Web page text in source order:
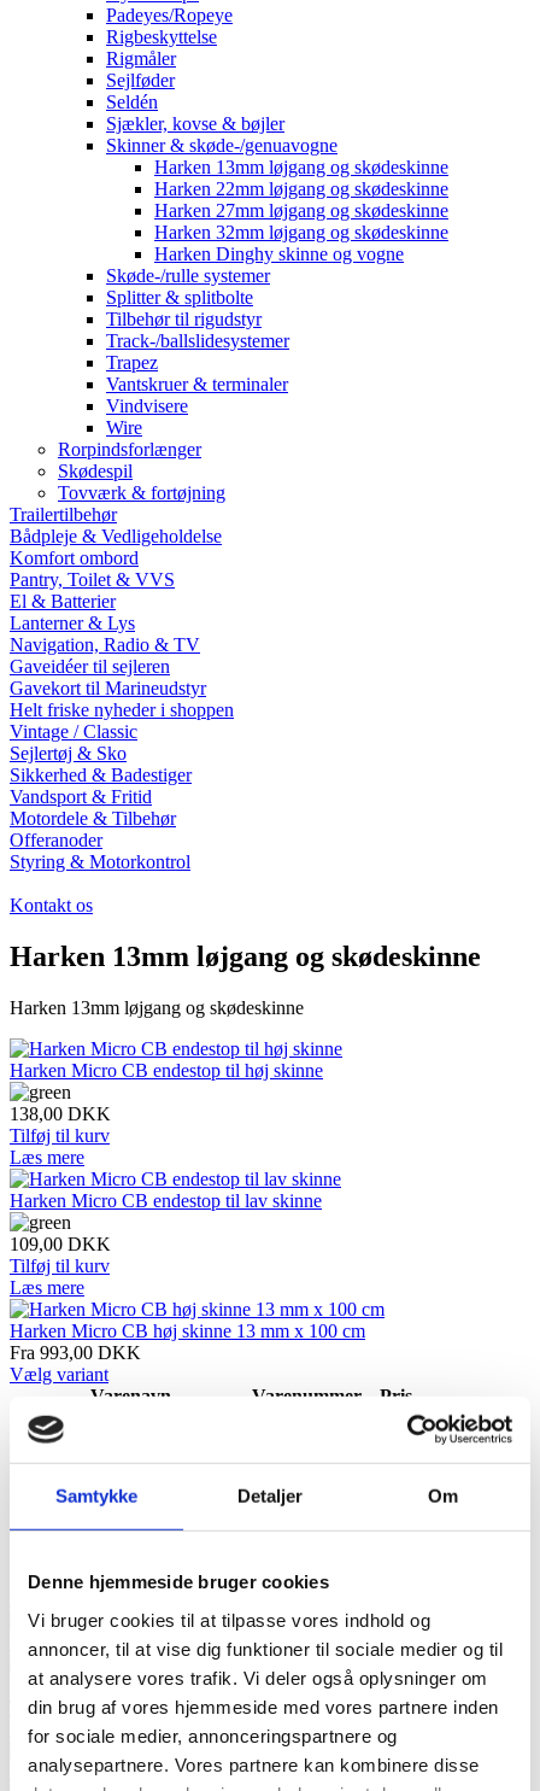
Samtykke Detaljer Om
Denne hjemmeside bruger cookies
Vi bruger cookies til at tilpasse vores indhold og
annoncer, til at vise dig funktioner til sociale medier og til
at analysere vores trafik. Vi deler også oplysninger om
din brug af vores hjemmeside med vores partnere inden
for sociale medier, annonceringspartnere og
analysepartnere. Vores partnere kan kombinere disse
Padeyes/Ropeye
Rigbeskyttelse
Rigmåler
Sejlføder
Seldén
Sjækler, kovse & bøjler
Skinner & skøde-/genuavogne
Harken 13mm løjgang og skødeskinne
Harken 22mm løjgang og skødeskinne
Harken 27mm løjgang og skødeskinne
Harken 32mm løjgang og skødeskinne
Harken Dinghy skinne og vogne
Skøde-/rulle systemer
Splitter & splitbolte
Tilbehør til rigudstyr
Track-/ballslidesystemer
Trapez
Vantskruer & terminaler
Vindvisere
Wire
Rorpindsforlænger
Skødespil
Tovværk & fortøjning
Trailertilbehør
Bådpleje & Vedligeholdelse
Komfort ombord
Pantry, Toilet & VVS
El & Batterier
Lanterner & Lys
Navigation, Radio & TV
Gaveidéer til sejleren
Gavekort til Marineudstyr
Helt friske nyheder i shoppen
Vintage / Classic
Sejlertøj & Sko
Sikkerhed & Badestiger
Vandsport & Fritid
Motordele & Tilbehør
Offeranoder
Styring & Motorkontrol
Kontakt os
Harken 13mm løjgang og skødeskinne
Harken 13mm løjgang og skødeskinne
Harken Micro CB endestop til høj skinne
138,00 DKK
Tilføj til kurv
Læs mere
Harken Micro CB endestop til lav skinne
109,00 DKK
Tilføj til kurv
Læs mere
Harken Micro CB høj skinne 13 mm x 100 cm
Fra 993,00 DKK
Vælg variant
Varenavn
Varenummer Pris
Harken Micro CB høj skinne
13 mm x 100 cm
993,00
DKK
stk.
Tilføj
Harken Micro CB høj skinne
1.364,00
stk.
Harken Micro CB høj skinne 13 mm x 120 cm
1.334,00DKK
Tilføj til kurv
Læs mere
Harken Micro CB høj skinne 13 mm x 200 cm